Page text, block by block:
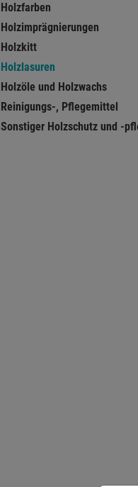
Holzfarben
Holzimprägnierungen
Holzkitt
Holzlasuren
Holzöle und Holzwachs
Reinigungs-, Pflegemittel
Sonstiger Holzschutz und -